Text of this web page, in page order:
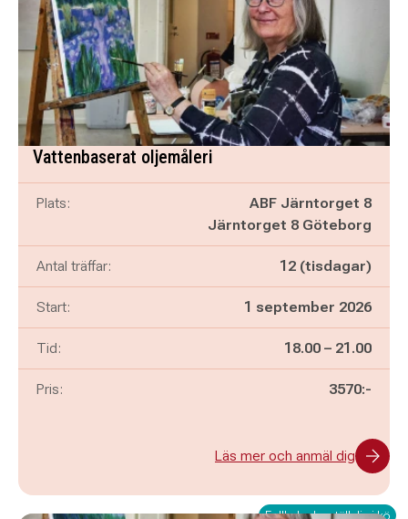
Vattenbaserat oljemåleri
Plats:
ABF Järntorget 8
Järntorget 8 Göteborg
Antal träffar: 12 (tisdagar)
Start: 1 september 2026
Tid: Pågår mellan
18.00 – och
21.00
Pris: 3570:-
Läs mer och anmäl dig
Fullbokad – ställ dig i kö